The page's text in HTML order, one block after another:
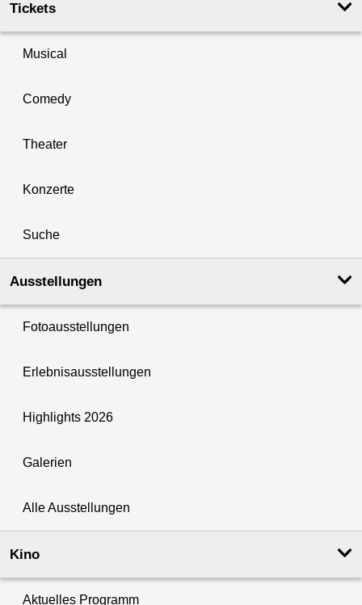
Tickets
Musical
Comedy
Theater
Konzerte
Suche
Ausstellungen
Fotoausstellungen
Erlebnisausstellungen
Highlights 2026
Galerien
Alle Ausstellungen
Kino
Aktuelles Programm